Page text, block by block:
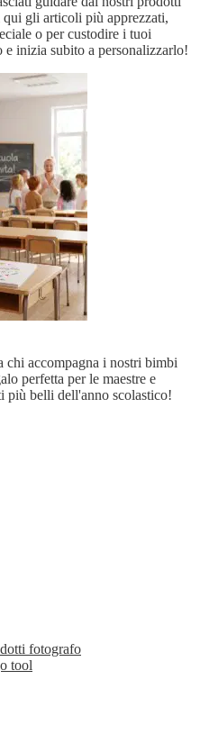
gli articoli più apprezzati,
o per custodire i tuoi
inizia subito a personalizzarlo!
chi accompagna i nostri bimbi
perfetta per le maestre e
più belli dell'anno scolastico!
fotografo
tool